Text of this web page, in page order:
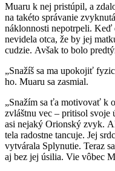
Muaru k nej pristúpil, a
na takéto správanie
náklonnosti nepotrpeli.
nevidela otca, že by jej
cudzie. Avšak to bolo
„Snažíš sa ma upokojiť
ho. Muaru sa zasmial.
„Snažím sa ťa motivovať k
zvláštnu vec – pritisol svoje
asi nejaký Orionský zvyk.
tela radostne tancuje. Jej
vytvárala Splynutie. Teraz
aj bez jej úsilia. Vie vôbec